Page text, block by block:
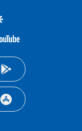
google
youtube-